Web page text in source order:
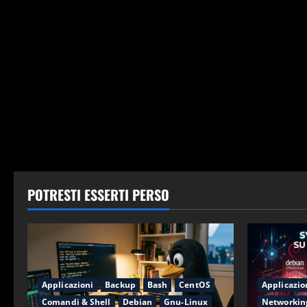
POTRESTI ESSERTI PERSO
Applicazioni Backup Bash
CentOS
Comandi & Shell
Debian Gnu-Linux